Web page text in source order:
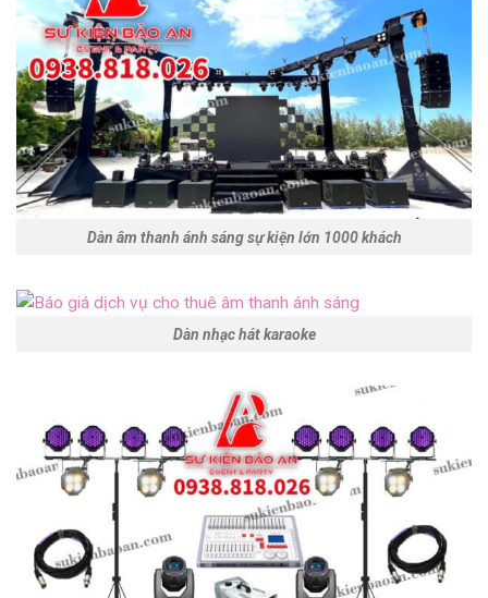
Dàn âm thanh ánh sáng sự kiện lớn 1000 khách
Dàn nhạc hát karaoke